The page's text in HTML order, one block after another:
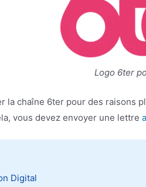
Logo 6ter
la chaîne 6ter pour des raisons
vous devez envoyer une lettre
Digital